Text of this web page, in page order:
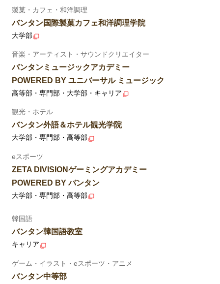
製菓・カフェ・和洋調理
バンタン国際製菓カフェ和洋調理学院
大学部
音楽・アーティスト・サウンドクリエイター
バンタンミュージックアカデミー
POWERED BY ユニバーサル ミュージック
高等部・専門部・大学部・キャリア
観光・ホテル
バンタン外語＆ホテル観光学院
大学部・専門部・高等部
eスポーツ
ZETA DIVISIONゲーミングアカデミー
POWERED BY バンタン
大学部・専門部・高等部
韓国語
バンタン韓国語教室
キャリア
ゲーム・イラスト・eスポーツ・アニメ
バンタン中等部